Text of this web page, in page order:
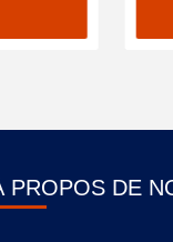
PROPOS DE